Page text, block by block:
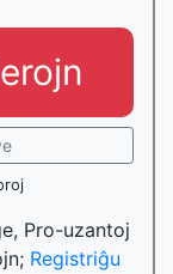
Pro-uzantoj
Registriĝu